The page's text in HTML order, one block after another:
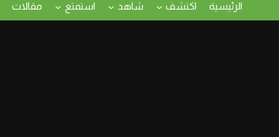
الرئيسية اكتشف شاهد استمتع مقالات